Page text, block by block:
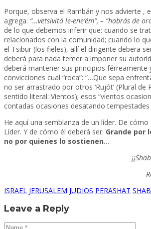
Porque, observa el Rambán y nos advierte ,
agrega: “…vetsivitá le-ene’ém”, – “habrás de
de lo que debemos inferir que: cuando se
relacionados con la comunidad; cuando lo
el Tsibur (los fieles), allí el dirigente debera
deberá para nada temer a imponer su
deberá mantener sus principios férreamente
convicciones cual “roca”: “…Que sepa
no ser arrastrado por otros ‘Rujót’ (Plural de
sentido literal: Vientos); esos “vientos
contadas ocasiones desatando tempestades
He aquí una semblanza de un líder. De cómo
Líder. Y de cómo él deberá ser. Grande por
no por quienes lo sostienen…
ISRAEL JERUSALEM JUDIOS PERASHAT
Leave a Reply